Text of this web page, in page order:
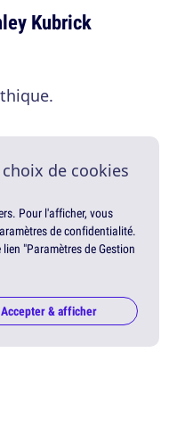
Kubrick
de cookies
Pour l'afficher, vous
de confidentialité.
"Paramètres de Gestion
Accepter & afficher